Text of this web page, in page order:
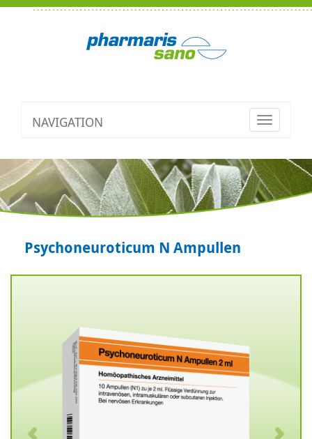
NAVIGATION
Toggle
Psychoneuroticum N Ampullen